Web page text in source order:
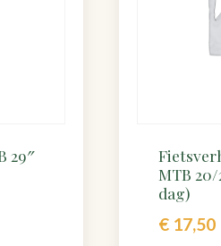
29″
MTB
dag)
€ 17,50